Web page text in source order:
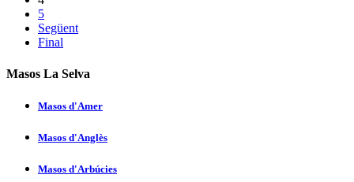
5
Següent
Final
Masos La Selva
Masos d'Amer
Masos d'Anglès
Masos d'Arbúcies